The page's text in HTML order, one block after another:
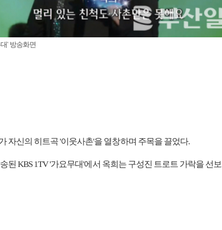
' 방송화면
자신의 히트곡 '이웃사촌'을 열창하며 주목을 끌었다.
된 KBS 1TV '가요무대'에서 옥희는 구성진 트로트 가락을 선